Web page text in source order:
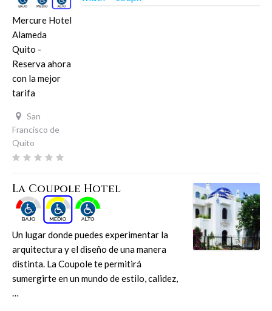
Mercure Hotel
Alameda
Quito -
Reserva ahora
con la mejor
tarifa
San
Francisco de
Quito
La Coupole Hotel
Un lugar donde puedes experimentar la
arquitectura y el diseño de una manera
distinta. La Coupole te permitirá
sumergirte en un mundo de estilo, calidez,
…